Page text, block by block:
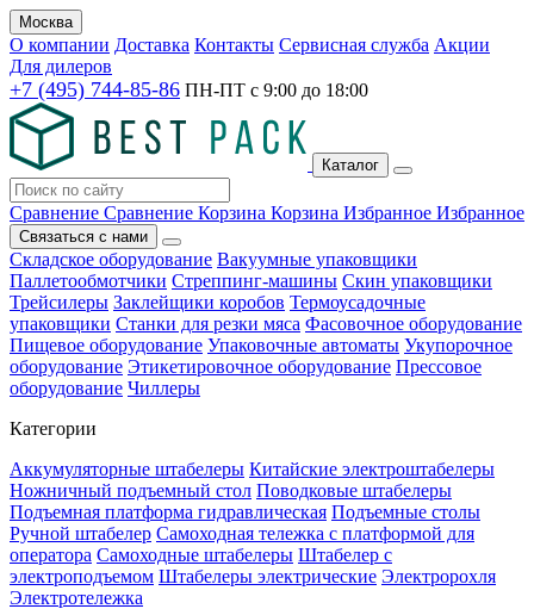
Москва
О компании Доставка Контакты Сервисная служба Акции
Для дилеров
+7 (495) 744-85-86 ПН-ПТ с 9:00 до 18:00
Каталог
Сравнение Сравнение Корзина Корзина Избранное Избранное
Связаться с нами
Складское оборудование Вакуумные упаковщики
Паллетообмотчики Стреппинг-машины Скин упаковщики
Трейсилеры Заклейщики коробов Термоусадочные
упаковщики Станки для резки мяса Фасовочное оборудование
Пищевое оборудование Упаковочные автоматы Укупорочное
оборудование Этикетировочное оборудование Прессовое
оборудование Чиллеры
Категории
Аккумуляторные штабелеры Китайские электроштабелеры
Ножничный подъемный стол Поводковые штабелеры
Подъемная платформа гидравлическая Подъемные столы
Ручной штабелер Самоходная тележка с платформой для
оператора Самоходные штабелеры Штабелер с
электроподъемом Штабелеры электрические Электророхля
Электротележка